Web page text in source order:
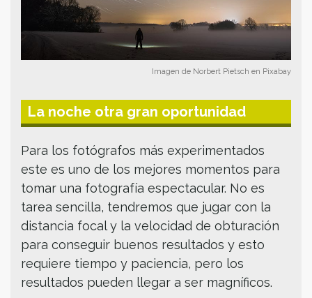
Imagen de Norbert Pietsch en Pixabay
La noche otra gran oportunidad
Para los fotógrafos más experimentados
este es uno de los mejores momentos para
tomar una fotografía espectacular. No es
tarea sencilla, tendremos que jugar con la
distancia focal y la velocidad de obturación
para conseguir buenos resultados y esto
requiere tiempo y paciencia, pero los
resultados pueden llegar a ser magníficos.